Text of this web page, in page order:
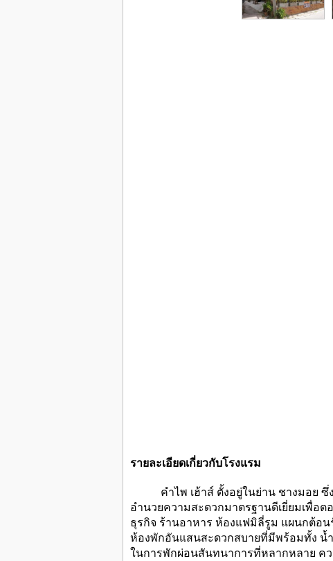
รายละเอียดเกี่ยวกับโรงแรม
คำไพ เฮ้าส์ ตั้งอยู่ในย่าน ชางมอย ซึ่ง
อำนวยความสะดวกมาตรฐานดีเยี่ยมเพื่อ
ธุรกิจ ร้านอาหาร ห้องแฟมิลี่รูม แผนกต้อ
ห้องพักอันแสนสะดวกสบายที่มีพร้อมทั้ง น้ำ
ในการพักผ่อนสันทนาการที่หลากหลาย ค